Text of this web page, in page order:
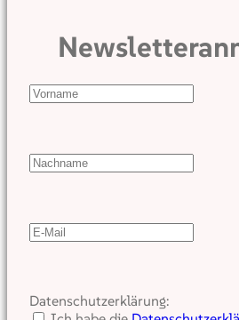
Datenschutzerklärung: